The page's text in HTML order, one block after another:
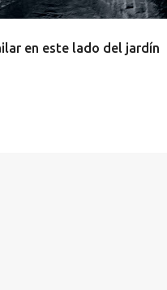
en este lado del jardín